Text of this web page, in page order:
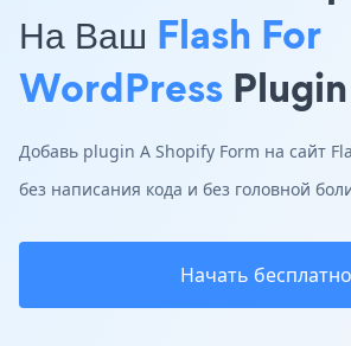
На Ваш Flash For
WordPress
Добавь plugin A Shopify Form на сайт
без написания кода и без головной
Начать бесплатно